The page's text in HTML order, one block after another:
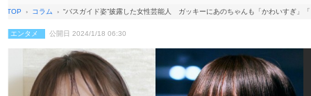
TOP コラム “バスガイド姿”披露した女性芸能人 ガッキーにあのちゃんも「かわいすぎ」
エンタメ 公開日 2024/1/18 06:30